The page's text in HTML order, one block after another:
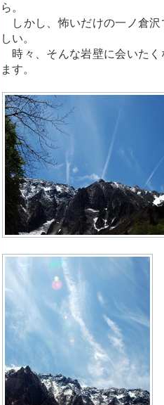
ら。
しかし、怖いだけの一ノ倉沢
しい。
時々、そんな岩壁に会いたく
ます。